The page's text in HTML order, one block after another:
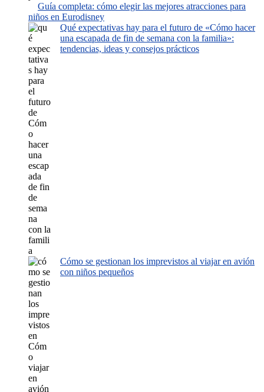
Guía completa: cómo elegir las mejores atracciones para
niños en Eurodisney
Qué expectativas hay para el futuro de «Cómo hacer
una escapada de fin de semana con la familia»:
tendencias, ideas y consejos prácticos
Cómo se gestionan los imprevistos al viajar en avión
con niños pequeños